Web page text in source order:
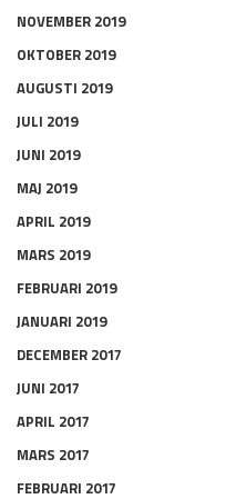
NOVEMBER 2019
OKTOBER 2019
AUGUSTI 2019
JULI 2019
JUNI 2019
MAJ 2019
APRIL 2019
MARS 2019
FEBRUARI 2019
JANUARI 2019
DECEMBER 2017
JUNI 2017
APRIL 2017
MARS 2017
FEBRUARI 2017